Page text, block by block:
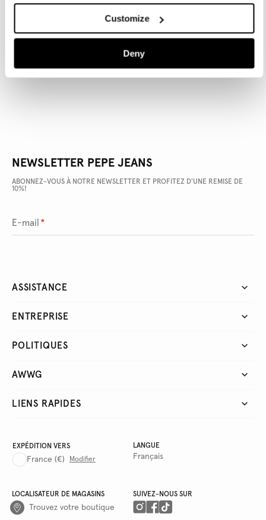
Customize
Deny
DÉTAILS DU PRODUIT
NEWSLETTER PEPE JEANS
ABONNEZ-VOUS À NOTRE NEWSLETTER ET PROFITEZ D'UNE REMISE DE
10%!
E-mail *
ASSISTANCE
ENTREPRISE
POLITIQUES
AWWG
LIENS RAPIDES
EXPÉDITION VERS
France (€) Modifier
LANGUE
Français
LOCALISATEUR DE MAGASINS
Trouvez votre boutique
SUIVEZ-NOUS SUR